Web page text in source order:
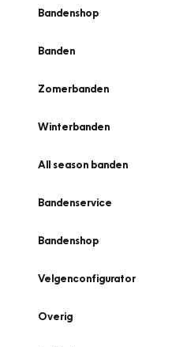
Bandenshop
Banden
Zomerbanden
Winterbanden
All season banden
Bandenservice
Bandenshop
Velgenconfigurator
Overig